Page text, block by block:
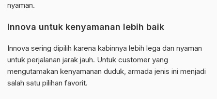
nyaman.
Innova untuk kenyamanan lebih baik
Innova sering dipilih karena kabinnya lebih lega dan nyaman
untuk perjalanan jarak jauh. Untuk customer yang
mengutamakan kenyamanan duduk, armada jenis ini menjadi
salah satu pilihan favorit.